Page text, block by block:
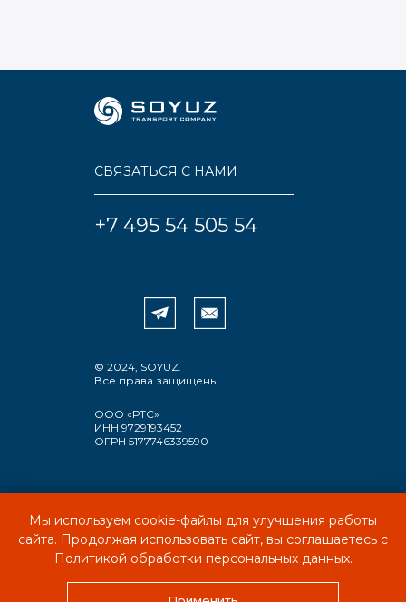
СВЯЗАТЬСЯ С НАМИ
+7 495 54 505 54
© 2024, SOYUZ.
Все права защищены
ПОЛИТИКА КОНФИДЕНЦИАЛЬНОСТИ
ПОЛЬЗОВАТЕЛЬСКОЕ СОГЛАШЕНИЕ
ООО «РТС»
ИНН 9729193452
ОГРН 5177746339590
Мы используем cookie-файлы для улучшения работы
сайта. Продолжая использовать сайт, вы соглашаетесь с
Политикой обработки персональных данных.